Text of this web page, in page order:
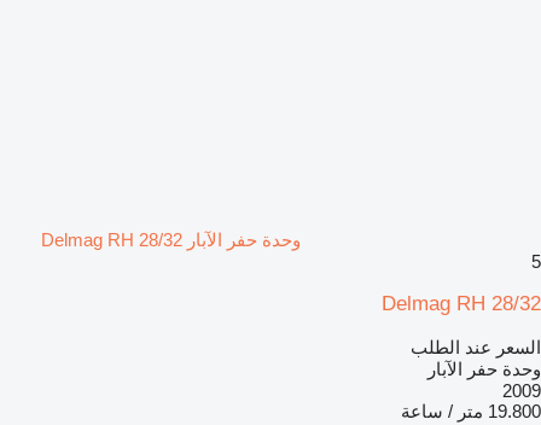
وحدة حفر الآبار Delmag RH 28/32
5
Delmag RH 28/32
السعر عند الطلب
وحدة حفر الآبار
2009
19.800 متر / ساعة